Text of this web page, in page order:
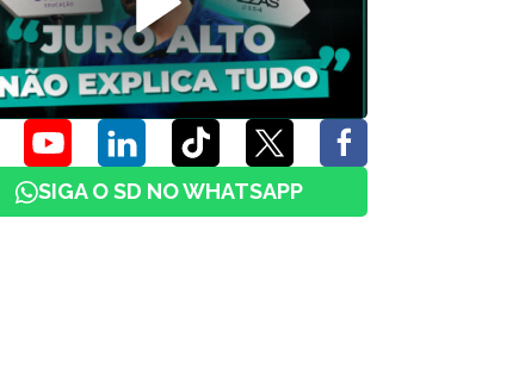
SIGA O SD NO WHATSAPP